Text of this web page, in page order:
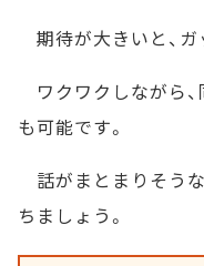
期待が大きいと、ガ
ワクワクしながら
も可能です。
話がまとまりそう
ちましょう。